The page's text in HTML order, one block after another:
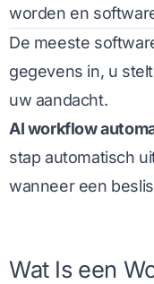
worden en
De meeste
gegevens in, u
uw aandacht.
AI workflow
stap automatisch
wanneer een
Wat Is een